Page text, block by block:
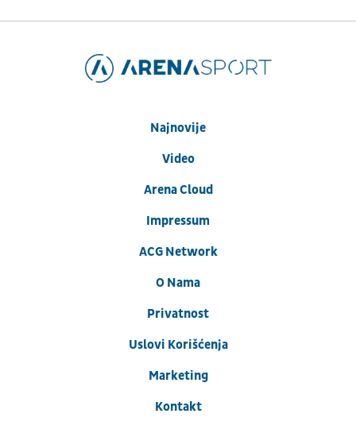
Najnovije
Video
Arena Cloud
Impressum
ACG Network
O Nama
Privatnost
Uslovi Korišćenja
Marketing
Kontakt